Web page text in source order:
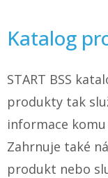
Katalog
START BSS
produkty tak
informace
Zahrnuje také
produkt nebo